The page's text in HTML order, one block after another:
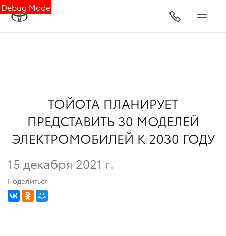
Debug Mode
ТОЙОТА ПЛАНИРУЕТ
ПРЕДСТАВИТЬ 30 МОДЕЛЕЙ
ЭЛЕКТРОМОБИЛЕЙ К 2030 ГОДУ
15 декабря 2021 г.
Поделиться